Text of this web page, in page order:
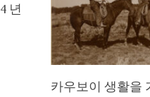
년
카우보이 생활을